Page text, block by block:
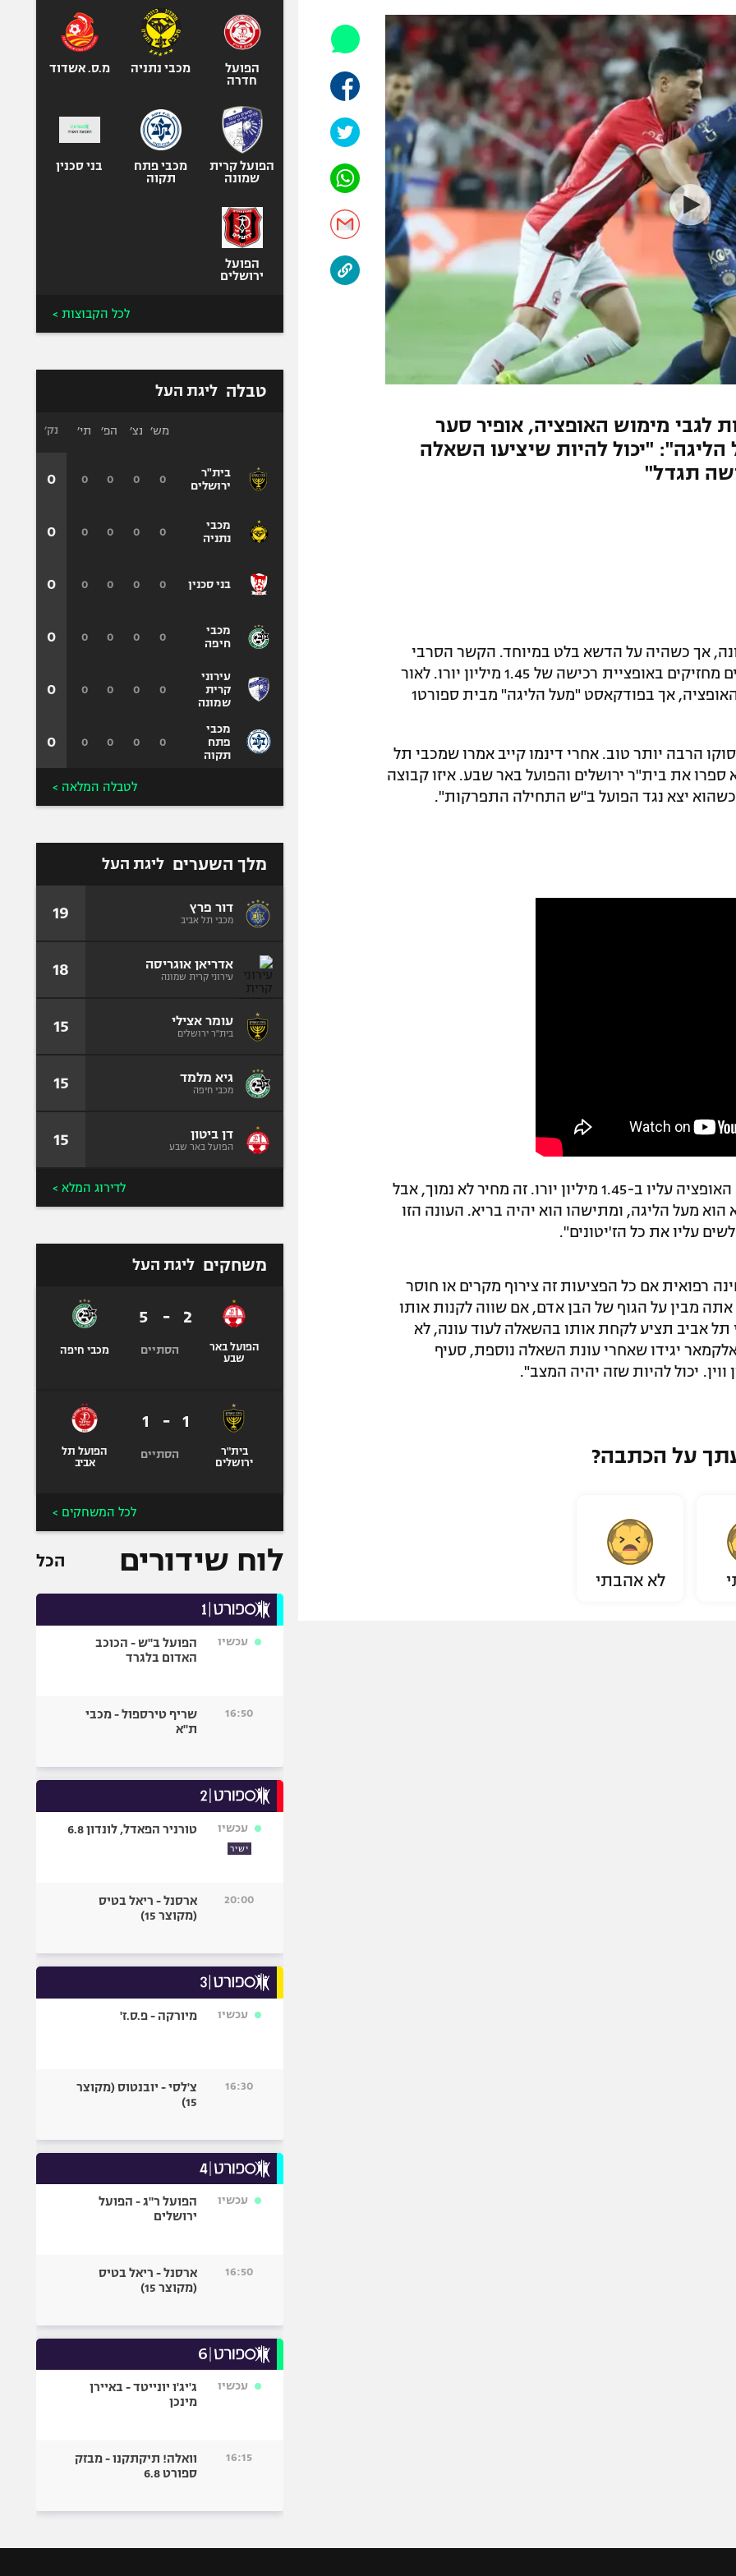
אביב
שבע
ליגה סינית
ליגה ברזילאית
ליגות נוספות
אופניים
ספורט מוטורי
כדורמים
בייסבול MLB
ספורט אתגרי
אומנויות לחימה
לגבי מימוש האופציה, אופיר סער
"יכול להיות שיציעו השאלה
תגדל"
אך כשהיה על הדשא בלט במיוחד. הקשר הסרבי
מושאל למכבי תל אביב מאלקמאר והצהובים מחזיקים באופציית רכישה של 1.45 מיליון יורו. לאור
הפציעות, בקבוצה שוקלים אם לממש את האופציה, אך בפודקאסט "מעל הליגה" מבית ספורט1
הרבה יותר טוב. אחרי דינמו קייב אמרו שמכבי תל
אליפות ב-15 הפרש, לא ספרו את בית"ר ירושלים והפועל באר שבע. איזו קבוצה
יצא נגד הפועל ב"ש התחילה התפרקות".
קנל טען: "מכבי תל אביב חייבת לממש את האופציה עליו ב-1.45 מיליון יורו. זה מחיר לא נמוך, אבל
מעל הליגה, ומתישהו הוא יהיה בריא. העונה הזו
עליו את כל הז'יטונים".
רפואית אם כל הפציעות זה צירוף מקרים או חוסר
מבין על הגוף של הבן אדם, אם שווה לקנות אותו
תל אביב תציע לקחת אותו בהשאלה לעוד עונה, לא
יגידו שאחרי עונת השאלה נוספת, סעיף
על הכתבה?
לא אהבתי
הפועל
חדרה
מכבי נתניה מ.ס. אשדוד
הפועל קרית
שמונה
מכבי פתח
תקוה
בני סכנין
הפועל
ירושלים
לכל הקבוצות >
טבלה ליגת העל
בית"ר
ירושלים
מכבי
נתניה
בני סכנין
מכבי
חיפה
עירוני
קרית
שמונה
מכבי
פתח
תקוה
מש׳ נצ׳ הפ׳ תי׳
0
0
0
0
0
0
0
0
0
0
0
0
0
0
0
0
0
0
0
0
0
0
0
0
נק׳
0
0
0
0
0
0
לטבלה המלאה >
מלך השערים ליגת העל
דור פרץ
מכבי תל אביב 19
אדריאן אוגריסה
עירוני קרית שמונה 18
עומר אצילי
בית"ר ירושלים 15
גיא מלמד
מכבי חיפה 15
דן ביטון
הפועל באר שבע 15
לדירוג המלא >
משחקים ליגת העל
הפועל באר
שבע
2
-
5
הסתיים מכבי חיפה
בית"ר
ירושלים
1
-
1
הסתיים
הפועל תל
אביב
לכל המשחקים >
לוח שידורים הכל
עכשיו
הפועל ב"ש - הכוכב
האדום בלגרד
16:50
שריף טירספול - מכבי
ת"א
עכשיו
ישיר
טורניר הפאדל, לונדון 6.8
20:00
ארסנל - ריאל בטיס
(מקוצר 15)
עכשיו מיורקה - פ.ס.ז'
16:30
צ'לסי - יובנטוס (מקוצר
15)
עכשיו
הפועל ר"ג - הפועל
ירושלים
16:50
ארסנל - ריאל בטיס
(מקוצר 15)
עכשיו
ג'יג'ו יונייטד - באיירן
מינכן
16:15
וואלה! תיקתקנו - מבזק
ספורט 6.8